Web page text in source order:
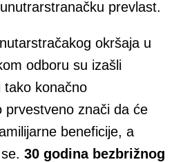
prevlast.
okršaja u
odboru su izašli
tako konačno
prvestveno znači da će
beneficije, a
se.30 godina bezbrižnog